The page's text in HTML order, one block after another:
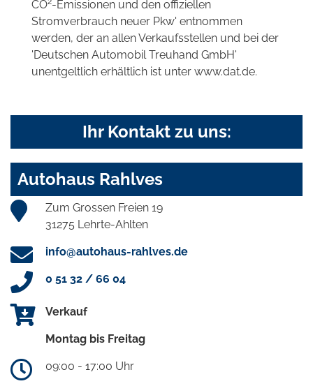
CO -Emissionen und den offiziellen
Stromverbrauch neuer Pkw' entnommen
werden, der an allen Verkaufsstellen und bei der
'Deutschen Automobil Treuhand GmbH'
unentgeltlich erhältlich ist unter www.dat.de.
Ihr Kontakt zu uns:
Autohaus Rahlves
Zum Grossen Freien 19
31275 Lehrte-Ahlten
info@autohaus-rahlves.de
0 51 32 / 66 04
Verkauf
Montag bis Freitag
09:00 - 17:00 Uhr